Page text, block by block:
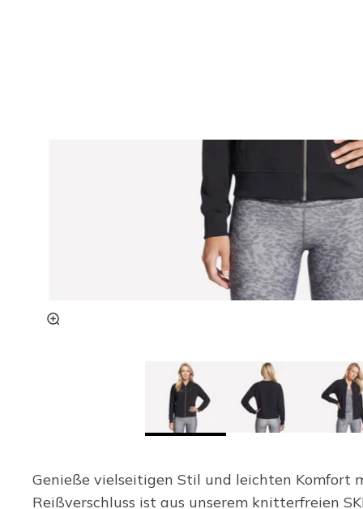
Genieße vielseitigen Stil und leichten Komfort
Reißverschluss ist aus unserem knitterfreien